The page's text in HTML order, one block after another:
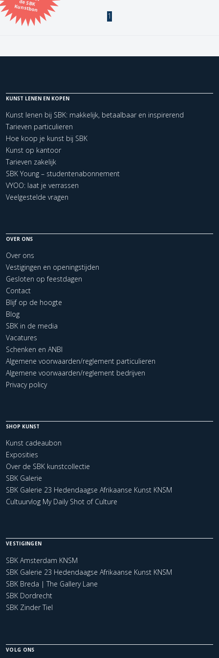
Kunstbon
Kunstenaar
Kerncollectie
1 items. Pagina: 1
1
KUNST LENEN EN KOPEN
Kunst lenen bij SBK: makkelijk, betaalbaar en inspirerend
Tarieven particulieren
Hoe koop je kunst bij SBK
Kunst op kantoor
Tarieven zakelijk
SBK Young – studentenabonnement
VYOO: laat je verrassen
Veelgestelde vragen
OVER ONS
Over ons
Vestigingen en openingstijden
Gesloten op feestdagen
Contact
Blijf op de hoogte
Blog
SBK in de media
Vacatures
Schenken en ANBI
Algemene voorwaarden/reglement particulieren
Algemene voorwaarden/reglement bedrijven
Privacy policy
SHOP KUNST
Kunst cadeaubon
Exposities
Over de SBK kunstcollectie
SBK Galerie
SBK Galerie 23 Hedendaagse Afrikaanse Kunst KNSM
Cultuurvlog My Daily Shot of Culture
VESTIGINGEN
SBK Amsterdam KNSM
SBK Galerie 23 Hedendaagse Afrikaanse Kunst KNSM
SBK Breda | The Gallery Lane
SBK Dordrecht
SBK Zinder Tiel
VOLG ONS